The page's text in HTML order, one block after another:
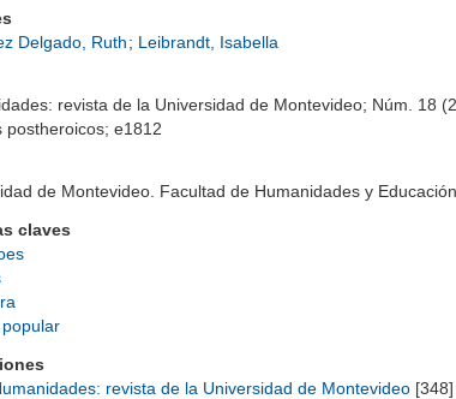
Delgado, Ruth; Leibrandt, Isabella
revista de la Universidad de Montevideo; Núm. 18
postheroicos; e1812
de Montevideo. Facultad de Humanidades y Educación
claves
revista de la Universidad de Montevideo [348]